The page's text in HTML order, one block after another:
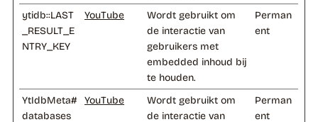
ytidb::LAST
_RESULT_E
NTRY_KEY
YouTube
Wordt gebruikt om
de interactie van
gebruikers met
embedded inhoud bij
te houden.
Perman
ent
YtIdbMeta#
databases
YouTube
Wordt gebruikt om
de interactie van
Perman
ent